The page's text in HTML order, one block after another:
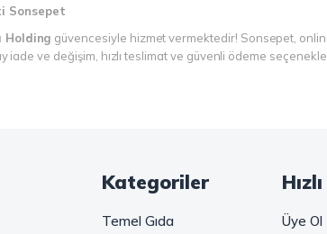
Sonsepet
Holding güvencesiyle hizmet vermektedir! Sonsepet,
ve değişim, hızlı teslimat ve güvenli ödeme
ve hızlı bir kahve arıyorsanız, hazır Türk kahvesi ve
vazgeçilmezi olan bu ürünler, Sonsepet güvencesiyle
Kategoriler
Temel Gıda Üye Ol